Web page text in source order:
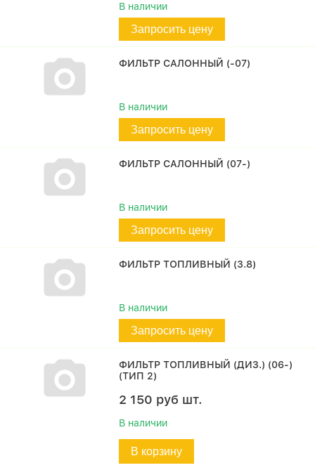
В наличии
Запросить цену
ФИЛЬТР САЛОННЫЙ (-07)
В наличии
Запросить цену
ФИЛЬТР САЛОННЫЙ (07-)
В наличии
Запросить цену
ФИЛЬТР ТОПЛИВНЫЙ (3.8)
В наличии
Запросить цену
ФИЛЬТР ТОПЛИВНЫЙ (ДИЗ.) (06-)
(ТИП 2)
2 150 руб шт.
В наличии
В корзину